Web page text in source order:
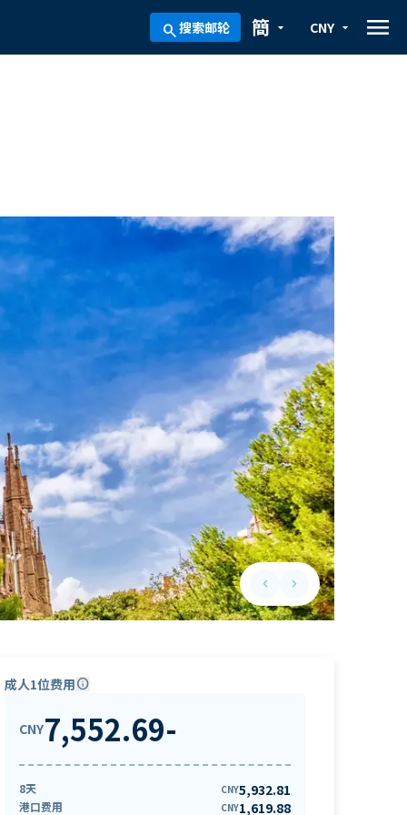
search搜索邮轮 arrow_drop_down
簡 arrow_drop_down
CNY menu
keyboard_arrow_leftPrevious slide
keyboard_arrow_rightNext slide
成人1位费用info
CNY7,552.69-
8天 CNY5,932.81
港口费用 CNY1,619.88